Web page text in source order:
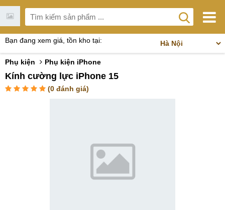
Bạn đang xem giá, tồn kho tại:
Phụ kiện Phụ kiện iPhone
Kính cường lực iPhone 15
(0 đánh giá)